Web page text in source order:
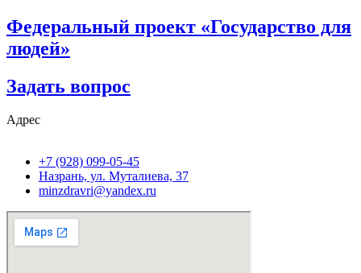
Федеральный проект «Государство для
людей»
Задать вопрос
Адрес
+7 (928) 099-05-45
Назрань, ул. Муталиева, 37
minzdravri@yandex.ru